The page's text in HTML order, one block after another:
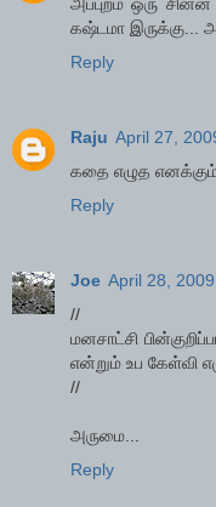
அப்புறம் ஒரு
கஷ்டமா இருக்கு...
Reply
Raju April 27,
கதை எழுத
Reply
Joe April 28,
//
மனசாட்சி
என்றும் உப கேள்வி
//
அருமை...
Reply